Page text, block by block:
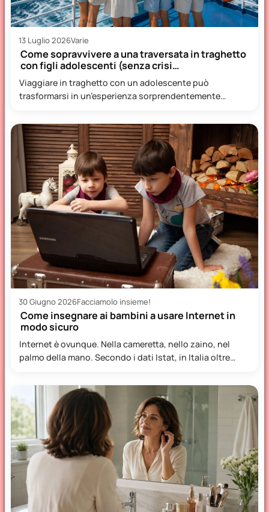
13 Luglio 2026Varie
Come sopravvivere a una traversata in traghetto
con figli adolescenti (senza crisi…
Viaggiare in traghetto con un adolescente può
trasformarsi in un’esperienza sorprendentemente
30 Giugno 2026Facciamolo insieme!
Come insegnare ai bambini a usare Internet in
modo sicuro
Internet è ovunque. Nella cameretta, nello zaino, nel
palmo della mano. Secondo i dati Istat, in Italia oltre…